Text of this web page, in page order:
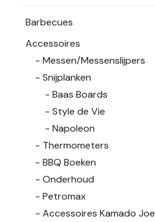
Barbecues
Accessoires
Messen/Messenslijpers
Snijplanken
Baas Boards
Style de Vie
Napoleon
Thermometers
BBQ Boeken
Onderhoud
Petromax
Accessoires Kamado Joe